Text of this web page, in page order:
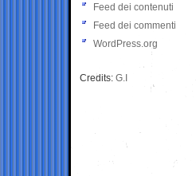
Feed dei contenuti
Feed dei commenti
WordPress.org
Credits: G.I